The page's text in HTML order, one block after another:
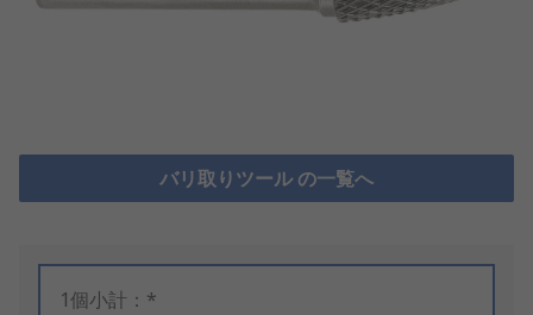
バリ取りツール の一覧へ
1個小計：*